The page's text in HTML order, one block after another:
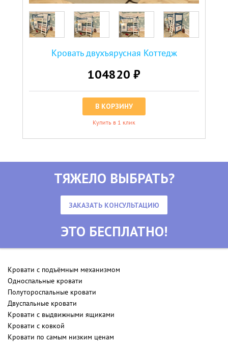
Кровать двухъярусная Коттедж
104820 ₽
В КОРЗИНУ
Купить в 1 клик
ТЯЖЕЛО ВЫБРАТЬ?
ЗАКАЗАТЬ КОНСУЛЬТАЦИЮ
ЭТО БЕСПЛАТНО!
Кровати с подъёмным механизмом
Односпальные кровати
Полутороспальные кровати
Двуспальные кровати
Кровати с выдвижными ящиками
Кровати с ковкой
Кровати по самым низким ценам